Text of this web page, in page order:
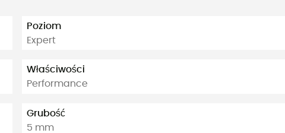
Poziom
Expert
Właściwości
Performance
Grubość
5 mm